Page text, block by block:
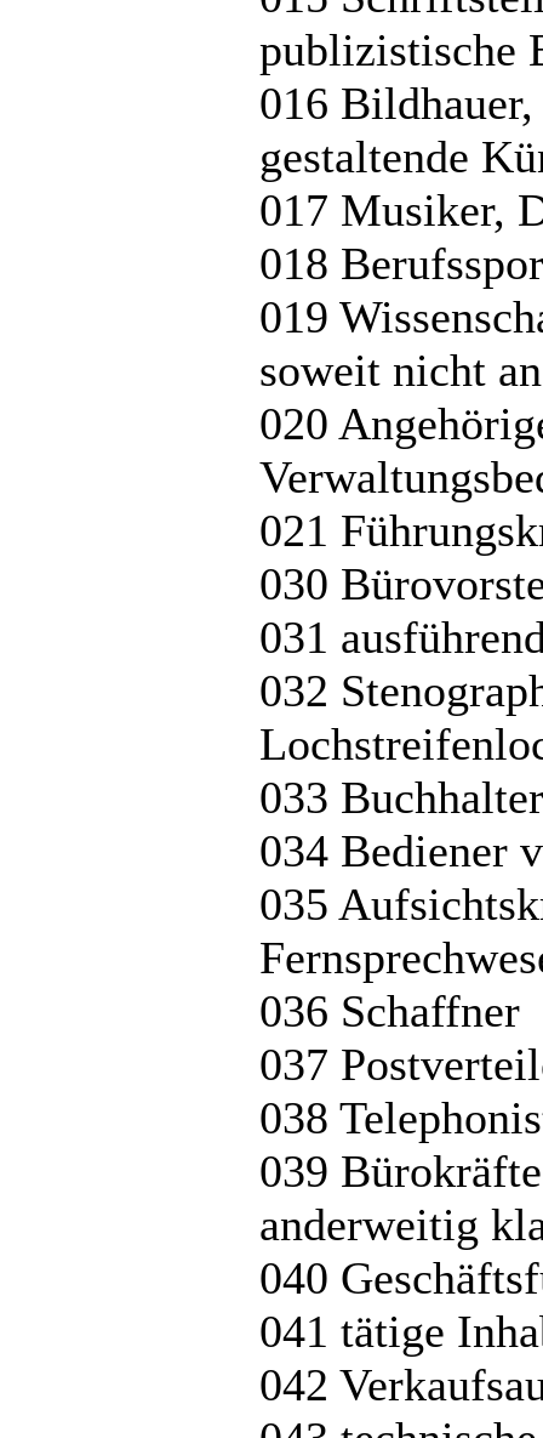
publizistische
016
gestaltende
017 Musiker,
018
019
soweit nicht
020
021
030
031
032
033
034 Bediener
035
036 Schaffner
037
038
039
anderweitig
040
041 tätige
042